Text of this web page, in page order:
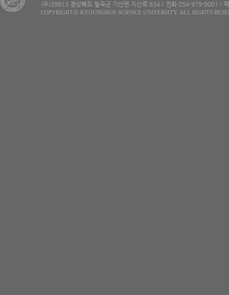
(우)39913 경상북도 칠곡군 기산면 지산로 634 / 전화 054-979-9001 /
COPYRIGHTⓒ KYOUNGBUK SCIENCE UNIVERSITY. ALL RIGHTS